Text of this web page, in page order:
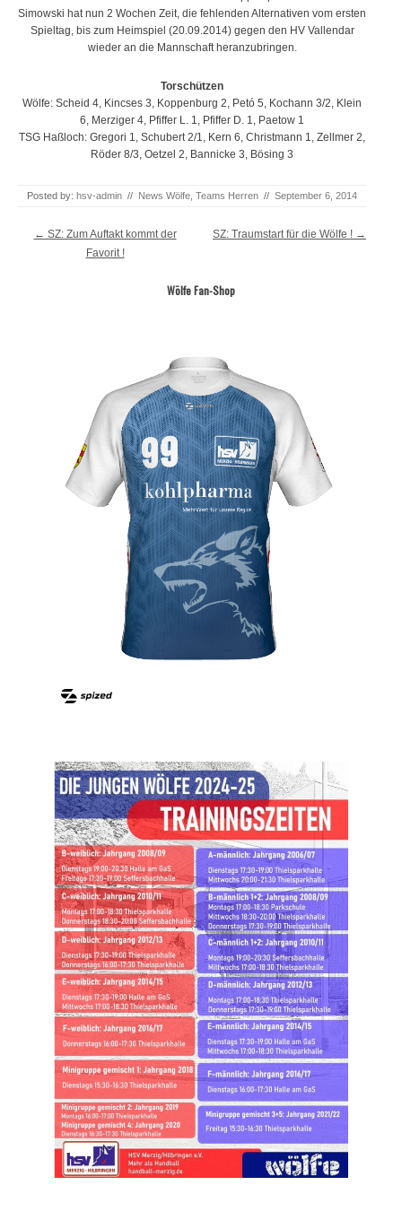
Simowski hat nun 2 Wochen Zeit, die fehlenden Alternativen vom ersten
Spieltag, bis zum Heimspiel (20.09.2014) gegen den HV Vallendar
wieder an die Mannschaft heranzubringen.
Torschützen
Wölfe: Scheid 4, Kincses 3, Koppenburg 2, Petó 5, Kochann 3/2, Klein
6, Merziger 4, Pfiffer L. 1, Pfiffer D. 1, Paetow 1
TSG Haßloch: Gregori 1, Schubert 2/1, Kern 6, Christmann 1, Zellmer 2,
Röder 8/3, Oetzel 2, Bannicke 3, Bösing 3
Posted by: hsv-admin // News Wölfe Teams Herren // September 6, 2014
Post navigation
← SZ: Zum Auftakt kommt der
Favorit !
SZ: Traumstart für die Wölfe ! →
Wölfe Fan-Shop